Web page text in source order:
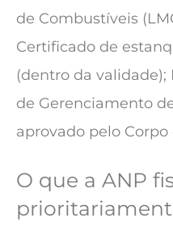
de Combustíveis
Certificado de
(dentro da validade);
de Gerenciamento
aprovado pelo
O que a ANP